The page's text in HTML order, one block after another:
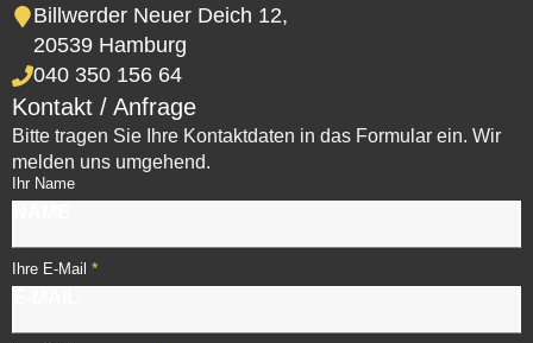
Billwerder Neuer Deich 12,
20539 Hamburg
040 350 156 64
Kontakt / Anfrage
Bitte tragen Sie Ihre Kontaktdaten in das Formular ein. Wir
melden uns umgehend.
Ihr Name
Ihre E-Mail *